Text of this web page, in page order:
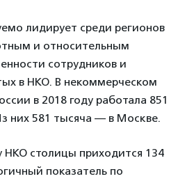
лидирует среди регионов
и относительным
сотрудников и
в НКО. В некоммерческом
в 2018 году работала 851
них 581 тысяча — в Москве.
НКО столицы приходится 134
показатель по